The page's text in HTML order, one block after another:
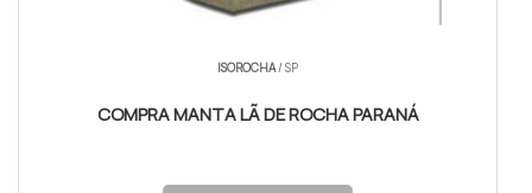
ISOROCHA/ SP
COMPRA MANTA LÃ DE ROCHA PARANÁ